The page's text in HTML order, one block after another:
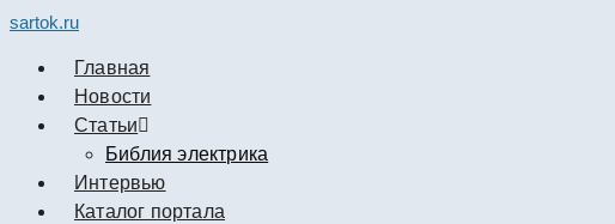
sartok.ru
Главная
Новости
Cтатьи
Библия электрика
Интервью
Каталог портала